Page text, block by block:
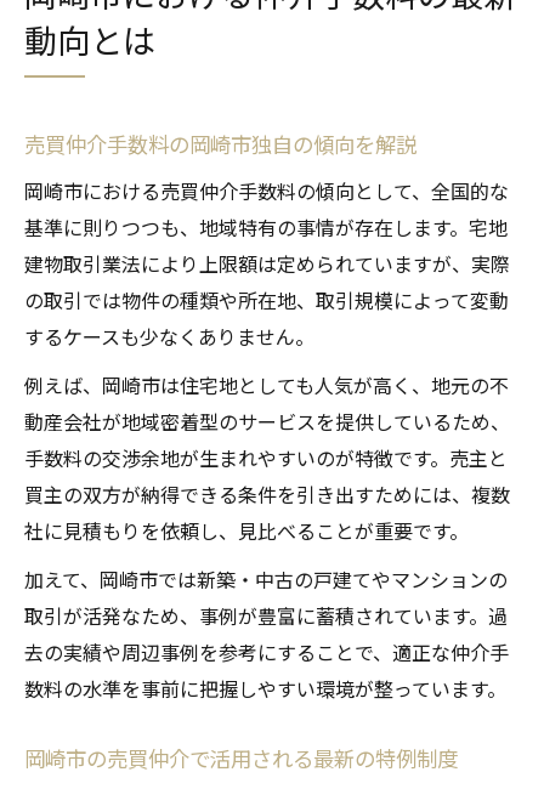
動向とは
売買仲介手数料の岡崎市独自の傾向を解説
岡崎市における売買仲介手数料の傾向として、全国的な
基準に則りつつも、地域特有の事情が存在します。宅地
建物取引業法により上限額は定められていますが、実際
の取引では物件の種類や所在地、取引規模によって変動
するケースも少なくありません。
例えば、岡崎市は住宅地としても人気が高く、地元の不
動産会社が地域密着型のサービスを提供しているため、
手数料の交渉余地が生まれやすいのが特徴です。売主と
買主の双方が納得できる条件を引き出すためには、複数
社に見積もりを依頼し、見比べることが重要です。
加えて、岡崎市では新築・中古の戸建てやマンションの
取引が活発なため、事例が豊富に蓄積されています。過
去の実績や周辺事例を参考にすることで、適正な仲介手
数料の水準を事前に把握しやすい環境が整っています。
岡崎市の売買仲介で活用される最新の特例制度